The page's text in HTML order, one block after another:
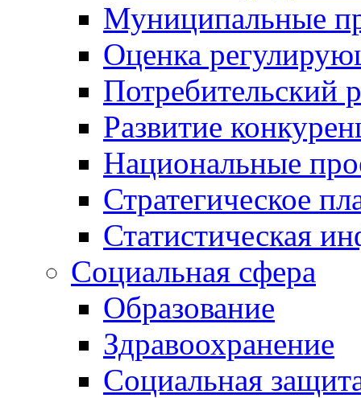
Муниципальные
Оценка
Потребительский
Развитие
Национальные
Стратегическое
Статистическая
Социальная сфера
Образование
Здравоохранение
Социальная